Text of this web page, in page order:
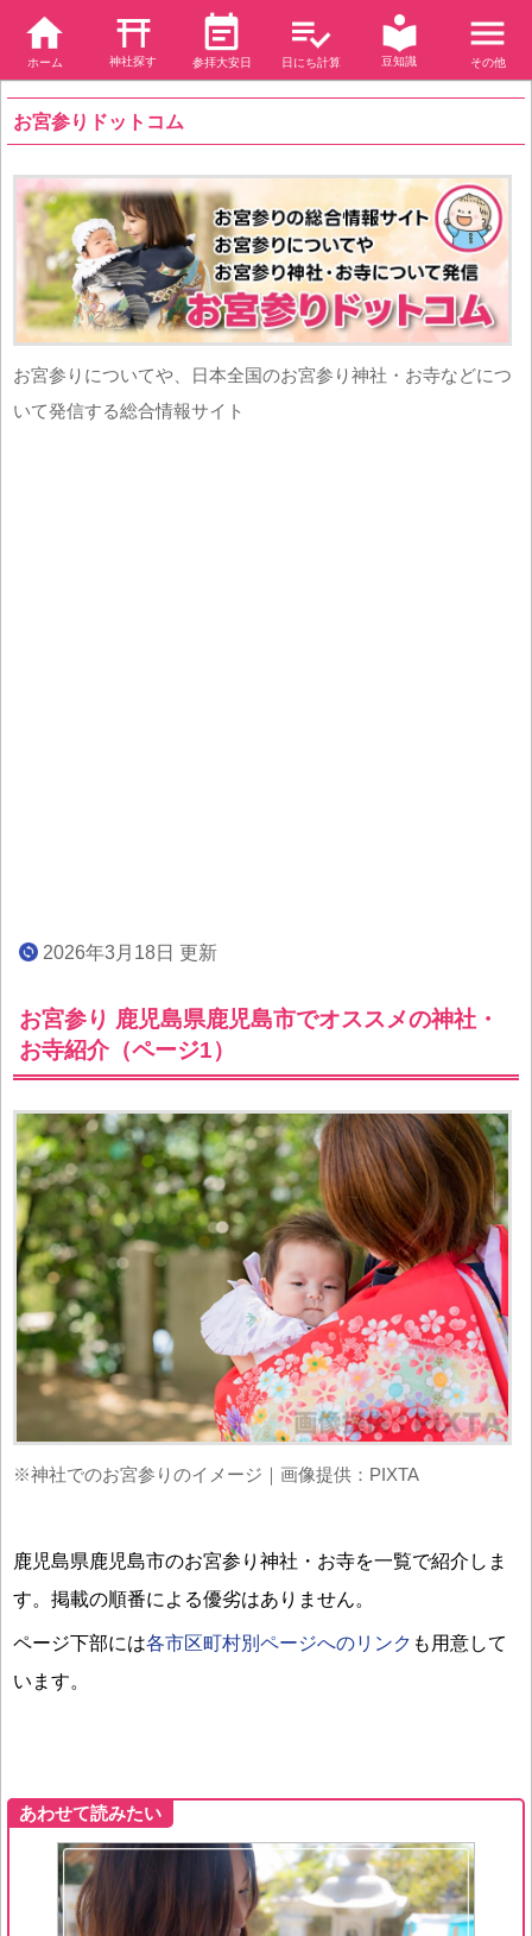
ホーム 神社探す 参拝大安日 日にち計算 豆知識 その他
お宮参りドットコム
お宮参りについてや、日本全国のお宮参り神社・お寺などにつ
いて発信する総合情報サイト
2026年3月18日 更新
お宮参り 鹿児島県鹿児島市でオススメの神社・
お寺紹介（ページ1）
※神社でのお宮参りのイメージ｜画像提供：PIXTA
鹿児島県鹿児島市のお宮参り神社・お寺を一覧で紹介しま
す。掲載の順番による優劣はありません。
ページ下部には各市区町村別ページへのリンク も用意して
います。
あわせて読みたい